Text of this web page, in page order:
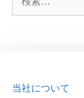
索:
当社について